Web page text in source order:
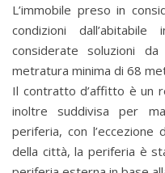
L’immobile preso in
condizioni
considerate soluzioni
metratura minima di 68
Il contratto d’affitto è un
inoltre suddivisa per
periferia, con l’eccezione
della città, la periferia è